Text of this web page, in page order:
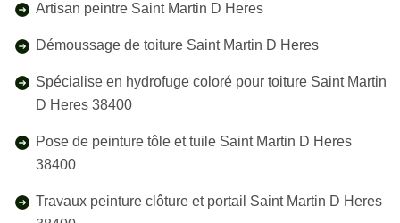
Artisan peintre Saint Martin D Heres
Démoussage de toiture Saint Martin D Heres
Spécialise en hydrofuge coloré pour toiture Saint Martin
D Heres 38400
Pose de peinture tôle et tuile Saint Martin D Heres
38400
Travaux peinture clôture et portail Saint Martin D Heres